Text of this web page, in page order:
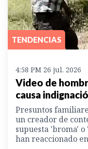
TENDENCIAS
4:58 PM 26 jul. 2026
Video de
causa
Presuntos
un creador de
supuesta 'broma'
han reaccionado